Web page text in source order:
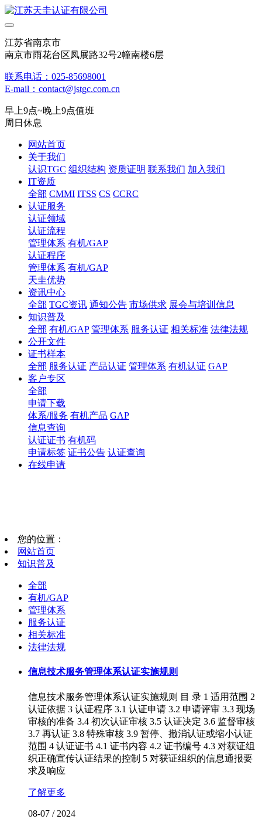
江苏省南京市
南京市雨花台区凤展路32号2幢南楼6层
联系电话：025-85698001
E-mail：contact@jstgc.com.cn
早上9点~晚上9点值班
周日休息
网站首页
关于我们
认识TGC 组织结构 资质证明 联系我们 加入我们
IT资质
全部 CMMI ITSS CS CCRC
认证服务
认证领域
认证流程
管理体系 有机/GAP
认证程序
管理体系 有机/GAP
天圭优势
资讯中心
全部 TGC资讯 通知公告 市场供求 展会与培训信息
知识普及
全部 有机/GAP 管理体系 服务认证 相关标准 法律法规
公开文件
证书样本
全部 服务认证 产品认证 管理体系 有机认证 GAP
客户专区
全部
申请下载
体系/服务 有机产品 GAP
信息查询
认证证书 有机码
申请标签 证书公告 认证查询
在线申请
您的位置：
网站首页
知识普及
全部
有机/GAP
管理体系
服务认证
相关标准
法律法规
信息技术服务管理体系认证实施规则
信息技术服务管理体系认证实施规则 目 录 1 适用范围 2
认证依据 3 认证程序 3.1 认证申请 3.2 申请评审 3.3 现场
审核的准备 3.4 初次认证审核 3.5 认证决定 3.6 监督审核
3.7 再认证 3.8 特殊审核 3.9 暂停、撤消认证或缩小认证
范围 4 认证证书 4.1 证书内容 4.2 证书编号 4.3 对获证组
织正确宣传认证结果的控制 5 对获证组织的信息通报要
求及响应
了解更多
08-07 / 2024